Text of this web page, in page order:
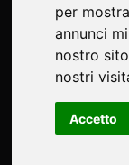
per
annunci
nostro
nostri
Accetto